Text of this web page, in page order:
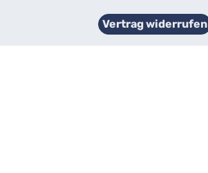
Vertrag widerrufen